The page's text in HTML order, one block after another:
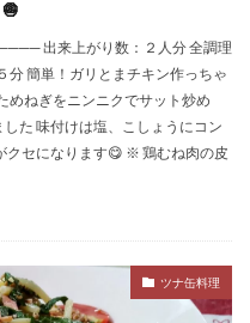
来上がり数：２人分 全調理
分 簡単！ガリとまチキン作っちゃ
めねぎをニンニクでサット炒め
た 味付けは塩、こしょうにコン
クセになります😋 ※ 鶏むね肉の皮
ツナ缶料理